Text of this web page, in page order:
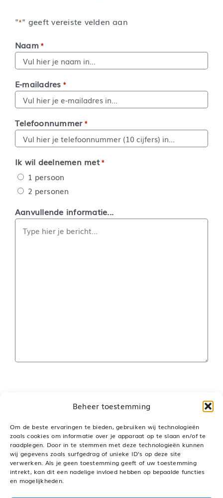
Beheer toestemming
Om de beste ervaringen te bieden, gebruiken wij technologieën
zoals cookies om informatie over je apparaat op te slaan en/of te
raadplegen. Door in te stemmen met deze technologieën kunnen
wij gegevens zoals surfgedrag of unieke ID's op deze site
verwerken. Als je geen toestemming geeft of uw toestemming
intrekt, kan dit een nadelige invloed hebben op bepaalde functies
en mogelijkheden.
"*" geeft vereiste velden aan
Naam *
E-mailadres *
Telefoonnummer *
Ik wil deelnemen met *
1 persoon
2 personen
Aanvullende informatie...
Deel dit bericht, kies je platform!
LinkedInWhatsApp
Pinterest
E-
mail